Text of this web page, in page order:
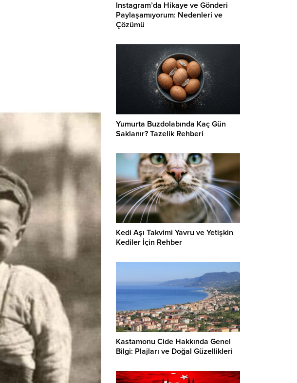
Instagram’da Hikaye ve Gönderi
Paylaşamıyorum: Nedenleri ve
Çözümü
Yumurta Buzdolabında Kaç Gün
Saklanır? Tazelik Rehberi
Kedi Aşı Takvimi Yavru ve Yetişkin
Kediler İçin Rehber
Kastamonu Cide Hakkında Genel
Bilgi: Plajları ve Doğal Güzellikleri